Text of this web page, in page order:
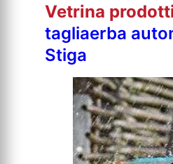
Vetrina
tagliaerba
Stiga